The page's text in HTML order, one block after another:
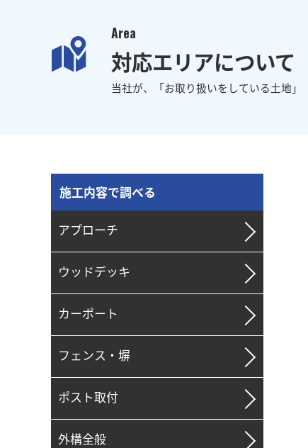
Area
対応エリアについて
当社が、 「お取り扱いをしている土地」
施工内容で調べる
アプローチ
ウッドデッキ
カーポート
フェンス・塀
ポスト取付
外構全般